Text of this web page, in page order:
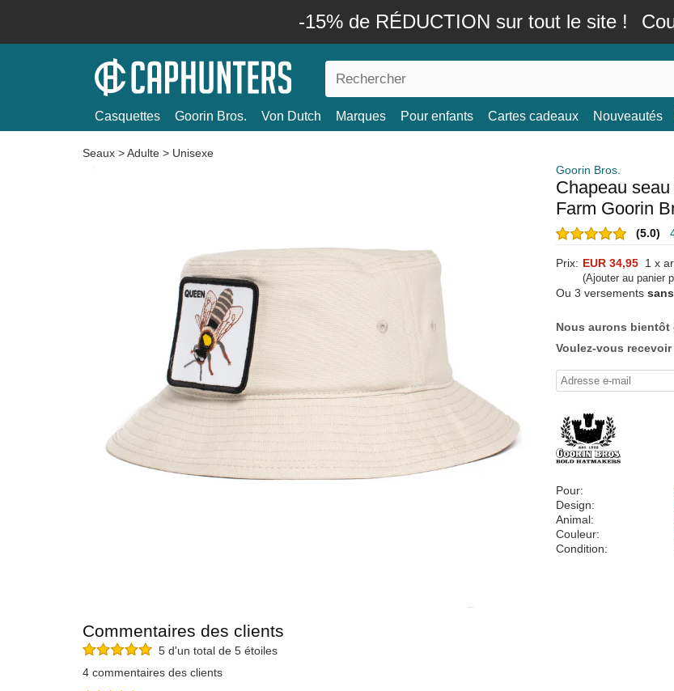
-15% de RÉDUCTION sur tout le site !
Casquettes Goorin Bros. Von Dutch Marques Pour enfants Cartes cadeaux Nouveautés
Seaux >Adulte > Unisexe
Goorin Bros.
Chapeau
Farm Goorin
(5.0)
Prix: EUR 34,95 1 x
(Ajouter au panier
Ou 3 versements
Nous aurons
Voulez-vous
Pour:
Design:
Animal:
Couleur:
Condition:
Commentaires des clients
5 d'un total de 5 étoiles
4 commentaires des clients